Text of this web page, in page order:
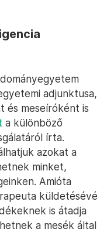
adjunktusa,
és meseíróként is
a különböző
írta.
azokat a
minket,
Amióta
küldetésévé
is átadja
a mesék által